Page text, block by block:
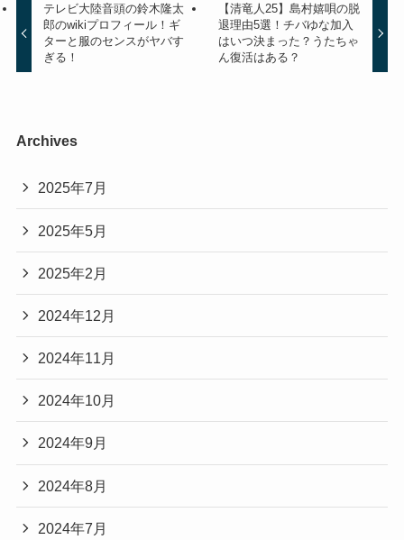
テレビ大陸音頭の鈴木隆太
郎のwikiプロフィール！ギ
ターと服のセンスがヤバす
ぎる！
【清竜人25】島村嬉唄の脱
退理由5選！チバゆな加入
はいつ決まった？うたちゃ
ん復活はある？
Archives
2025年7月
2025年5月
2025年2月
2024年12月
2024年11月
2024年10月
2024年9月
2024年8月
2024年7月